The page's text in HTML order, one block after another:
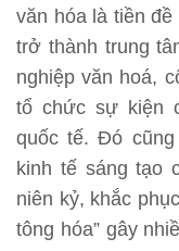
văn hóa là tiền
trở thành trung
nghiệp văn hoá,
tổ chức sự kiện
quốc tế. Đó
kinh tế sáng tạo
niên kỷ, khắc
tông hóa” gây